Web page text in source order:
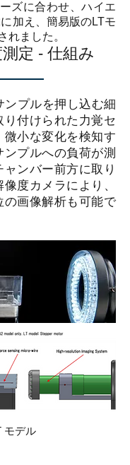
ズに合わせ、ハイエ
加え、簡易版のLTモ
れました。
定 - 仕組み
ンプルを押し込む細
り付けられた力覚セ
微小な変化を検知す
ンプルへの負荷が測
ンバー前方に取り
度カメラにより、
の画像解析も可能で
モデル